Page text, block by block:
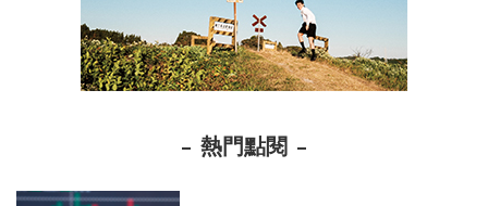
熱門點閱